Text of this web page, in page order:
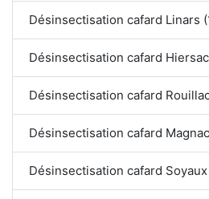
Désinsectisation cafard Linars
Désinsectisation cafard
Désinsectisation cafard
Désinsectisation cafard
Désinsectisation cafard Soyaux